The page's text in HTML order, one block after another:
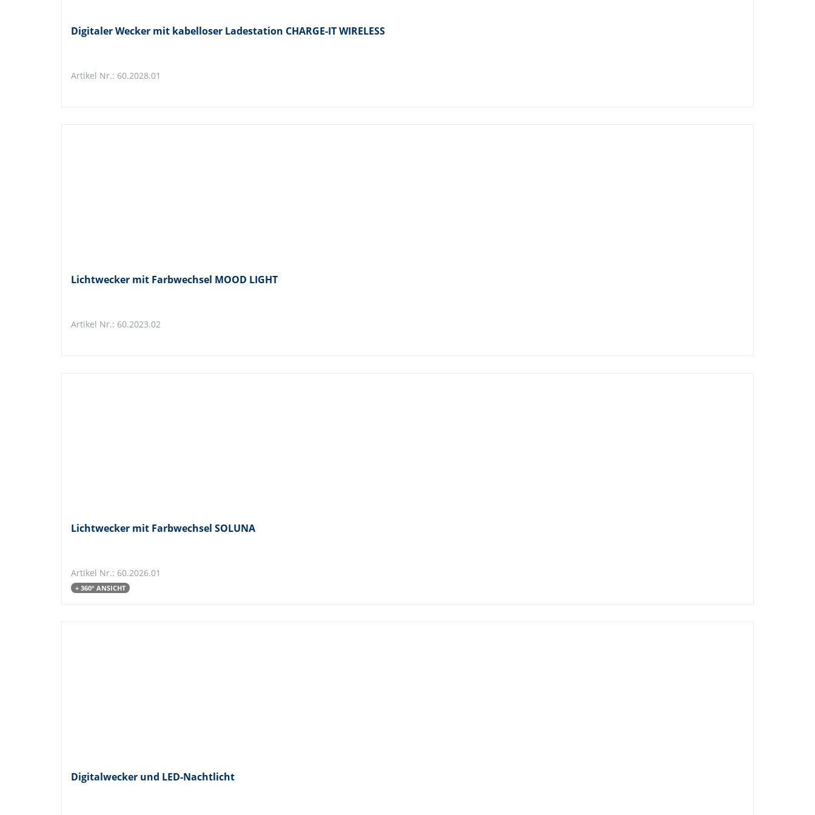
Digitaler Wecker mit kabelloser Ladestation CHARGE-IT WIRELESS
Artikel Nr.: 60.2028.01
Lichtwecker mit Farbwechsel MOOD LIGHT
Artikel Nr.: 60.2023.02
Lichtwecker mit Farbwechsel SOLUNA
Artikel Nr.: 60.2026.01
+ 360° ANSICHT
Digitalwecker und LED-Nachtlicht